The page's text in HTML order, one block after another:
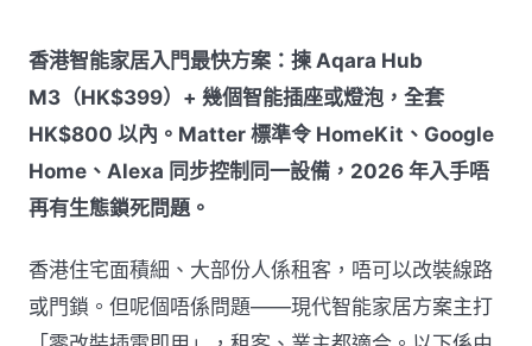
香港智能家居入門最快方案：揀 Aqara Hub
M3（HK$399）+ 幾個智能插座或燈泡，全套
HK$800 以內。Matter 標準令 HomeKit、Google
Home、Alexa 同步控制同一設備，2026 年入手唔
再有生態鎖死問題。
香港住宅面積細、大部份人係租客，唔可以改裝線路
或門鎖。但呢個唔係問題——現代智能家居方案主打